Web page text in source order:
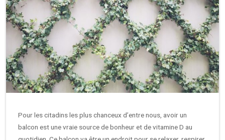
Pour les citadins les plus chanceux d’entre nous, avoir un
balcon est une vraie source de bonheur et de vitamine D au